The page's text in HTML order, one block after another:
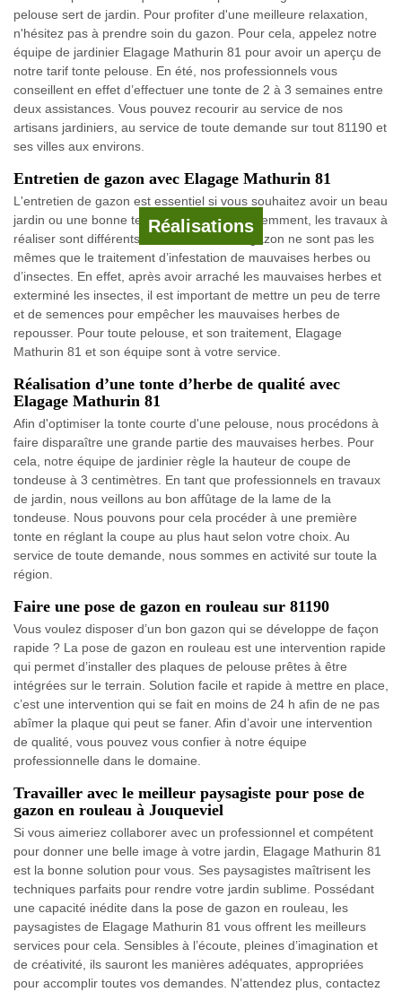
Réalisations
pelouse sert de jardin. Pour profiter d'une meilleure relaxation,
n'hésitez pas à prendre soin du gazon. Pour cela, appelez notre
équipe de jardinier Elagage Mathurin 81 pour avoir un aperçu de
notre tarif tonte pelouse. En été, nos professionnels vous
conseillent en effet d’effectuer une tonte de 2 à 3 semaines entre
deux assistances. Vous pouvez recourir au service de nos
artisans jardiniers, au service de toute demande sur tout 81190 et
ses villes aux environs.
Entretien de gazon avec Elagage Mathurin 81
L'entretien de gazon est essentiel si vous souhaitez avoir un beau
jardin ou une bonne tenue de pelouse. Évidemment, les travaux à
réaliser sont différents. Les entretiens du gazon ne sont pas les
mêmes que le traitement d’infestation de mauvaises herbes ou
d’insectes. En effet, après avoir arraché les mauvaises herbes et
exterminé les insectes, il est important de mettre un peu de terre
et de semences pour empêcher les mauvaises herbes de
repousser. Pour toute pelouse, et son traitement, Elagage
Mathurin 81 et son équipe sont à votre service.
Réalisation d’une tonte d’herbe de qualité avec
Elagage Mathurin 81
Afin d'optimiser la tonte courte d'une pelouse, nous procédons à
faire disparaître une grande partie des mauvaises herbes. Pour
cela, notre équipe de jardinier règle la hauteur de coupe de
tondeuse à 3 centimètres. En tant que professionnels en travaux
de jardin, nous veillons au bon affûtage de la lame de la
tondeuse. Nous pouvons pour cela procéder à une première
tonte en réglant la coupe au plus haut selon votre choix. Au
service de toute demande, nous sommes en activité sur toute la
région.
Faire une pose de gazon en rouleau sur 81190
Vous voulez disposer d’un bon gazon qui se développe de façon
rapide ? La pose de gazon en rouleau est une intervention rapide
qui permet d’installer des plaques de pelouse prêtes à être
intégrées sur le terrain. Solution facile et rapide à mettre en place,
c’est une intervention qui se fait en moins de 24 h afin de ne pas
abîmer la plaque qui peut se faner. Afin d’avoir une intervention
de qualité, vous pouvez vous confier à notre équipe
professionnelle dans le domaine.
Travailler avec le meilleur paysagiste pour pose de
gazon en rouleau à Jouqueviel
Si vous aimeriez collaborer avec un professionnel et compétent
pour donner une belle image à votre jardin, Elagage Mathurin 81
est la bonne solution pour vous. Ses paysagistes maîtrisent les
techniques parfaits pour rendre votre jardin sublime. Possédant
une capacité inédite dans la pose de gazon en rouleau, les
paysagistes de Elagage Mathurin 81 vous offrent les meilleurs
services pour cela. Sensibles à l’écoute, pleines d’imagination et
de créativité, ils sauront les manières adéquates, appropriées
pour accomplir toutes vos demandes. N’attendez plus, contactez